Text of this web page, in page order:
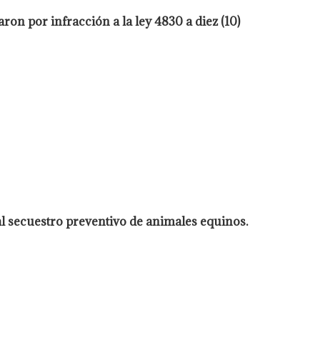
por infracción a la ley 4830 a diez (10)
preventivo de animales equinos.